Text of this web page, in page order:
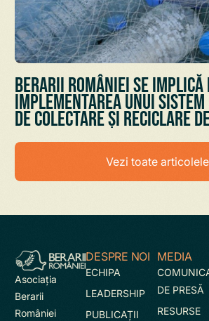
Berarii României se
implementarea unui
de colectare și reciclare
Vezi toate articolele
Asociaţia
Berarii
României
DESPRE NOI
ECHIPA
LEADERSHIP
PUBLICAȚII
MEDIA
DE PRESĂ
RESURSE